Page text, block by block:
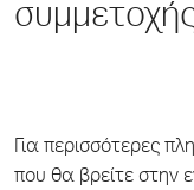
Για περισσότερες
που θα βρείτε στην